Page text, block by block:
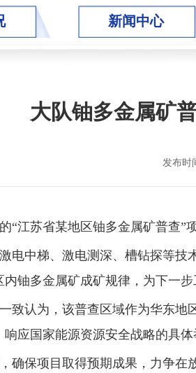
新闻中心
大队铀多金属矿
发布时
“江苏省某地区铀多金属矿普查”
电中梯、激电测深、槽钻探等
铀多金属矿成矿规律，为下一步
致认为，该普查区域作为华东
应国家能源资源安全战略的具体
确保项目取得预期成果，力争